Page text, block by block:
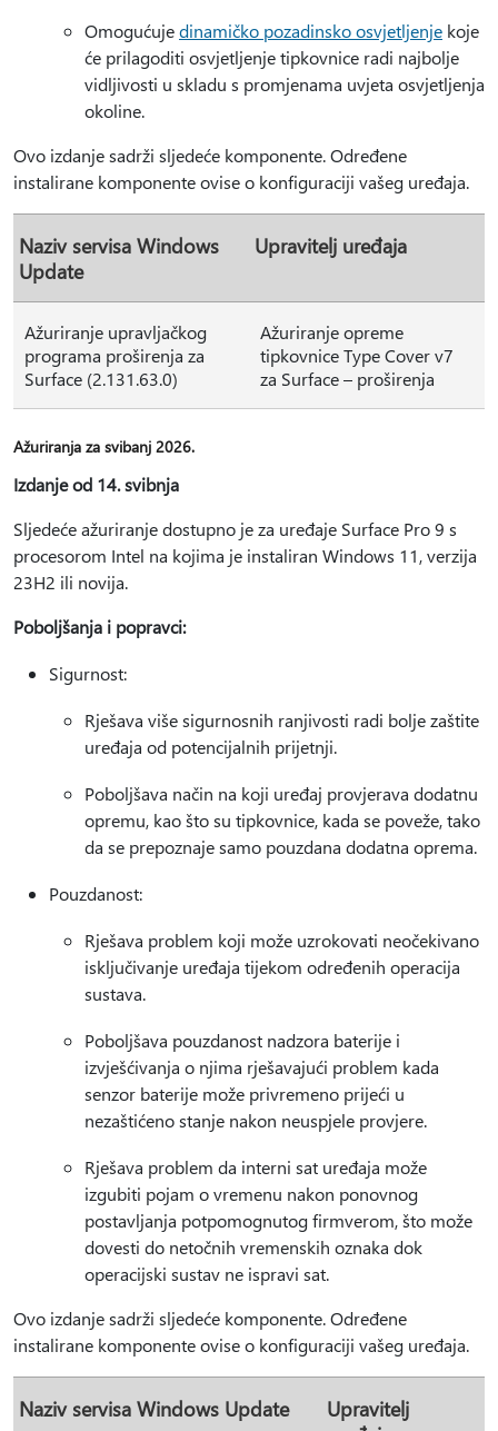
Omogućujedinamičko pozadinsko osvjetljenje koje
će prilagoditi osvjetljenje tipkovnice radi najbolje
vidljivosti u skladu s promjenama uvjeta osvjetljenja
okoline.
Ovo izdanje sadrži sljedeće komponente. Određene
instalirane komponente ovise o konfiguraciji vašeg uređaja.
Naziv servisa Windows
Update
Upravitelj uređaja
Ažuriranje upravljačkog
programa proširenja za
Surface (2.131.63.0)
Ažuriranje opreme
tipkovnice Type Cover v7
za Surface – proširenja
Ažuriranja za svibanj 2026.
Izdanje od 14. svibnja
Sljedeće ažuriranje dostupno je za uređaje Surface Pro 9 s
procesorom Intel na kojima je instaliran Windows 11, verzija
23H2 ili novija.
Poboljšanja i popravci:
Sigurnost:
Rješava više sigurnosnih ranjivosti radi bolje zaštite
uređaja od potencijalnih prijetnji.
Poboljšava način na koji uređaj provjerava dodatnu
opremu, kao što su tipkovnice, kada se poveže, tako
da se prepoznaje samo pouzdana dodatna oprema.
Pouzdanost:
Rješava problem koji može uzrokovati neočekivano
isključivanje uređaja tijekom određenih operacija
sustava.
Poboljšava pouzdanost nadzora baterije i
izvješćivanja o njima rješavajući problem kada
senzor baterije može privremeno prijeći u
nezaštićeno stanje nakon neuspjele provjere.
Rješava problem da interni sat uređaja može
izgubiti pojam o vremenu nakon ponovnog
postavljanja potpomognutog firmverom, što može
dovesti do netočnih vremenskih oznaka dok
operacijski sustav ne ispravi sat.
Ovo izdanje sadrži sljedeće komponente. Određene
instalirane komponente ovise o konfiguraciji vašeg uređaja.
Naziv servisa Windows Update
Upravitelj